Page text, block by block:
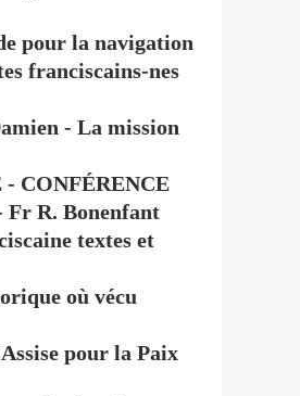
pour la navigation
franciscains-nes
- La mission
CONFÉRENCE
Fr R. Bonenfant
textes et
où vécu
pour la Paix